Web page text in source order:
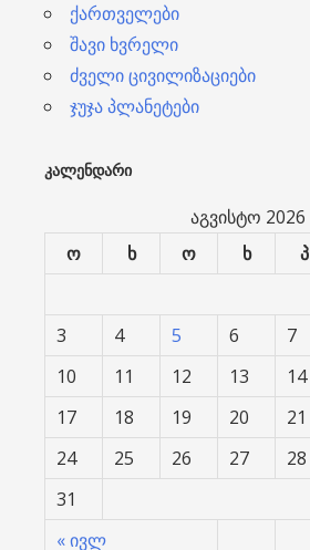
ქართველები
შავი ხვრელი
ძველი ცივილიზაციები
ჯუჯა პლანეტები
ᲙᲐᲚᲔᲜᲓᲐᲠᲘ
აგვისტო 2026
ო
ხ ო ხ პ
« ივლ
3
4 5 6 7
10
11 12 13 14
17
18 19 20 21
24
25 26 27 28
31